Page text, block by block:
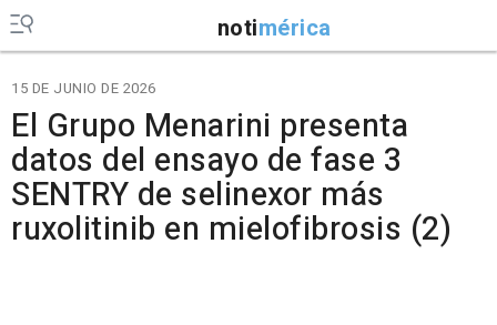
notimérica
15 DE JUNIO DE 2026
El Grupo Menarini presenta
datos del ensayo de fase 3
SENTRY de selinexor más
ruxolitinib en mielofibrosis (2)